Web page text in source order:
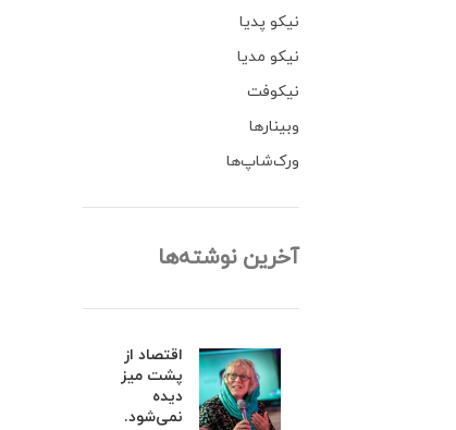
نیکو پدیا
نیکو مدیا
نیکوفت
وبینار‌ها
ورک‌شاپ‌ها
آخرین نوشته‌ها
اقتصاد از
پشت میز
دیده
نمی‌شود.